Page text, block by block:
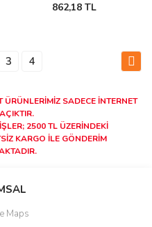
862,18 TL
3 4
SADECE İNTERNET
2500 TL ÜZERİNDEKİ
KARGO İLE GÖNDERİM
Maps